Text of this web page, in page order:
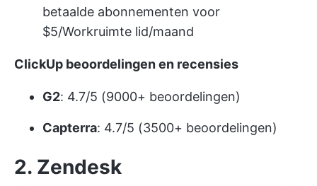
betaalde abonnementen voor
$5/Workruimte lid/maand
ClickUp beoordelingen en recensies
G2: 4.7/5 (9000+ beoordelingen)
Capterra: 4.7/5 (3500+ beoordelingen)
2. Zendesk